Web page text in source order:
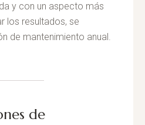
y con un aspecto más
los resultados, se
de mantenimiento anual.
de